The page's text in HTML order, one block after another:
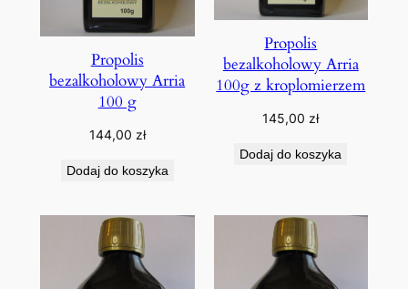
Propolis
bezalkoholowy Arria
100 g
144,00 zł
Dodaj do koszyka
Propolis
bezalkoholowy Arria
100g z kroplomierzem
145,00 zł
Dodaj do koszyka